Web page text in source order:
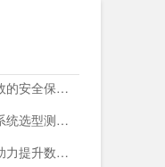
信创文件传输系统有哪些高效的安全保障措施？
新能源行业内外网文件摆渡系统选型测评，附头部企业跨网部署案例
跨网文件安全交换系统排名助力提升数据传输安全与效率